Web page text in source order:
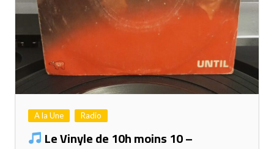
A la Une Radio
Le Vinyle de 10h moins 10 –